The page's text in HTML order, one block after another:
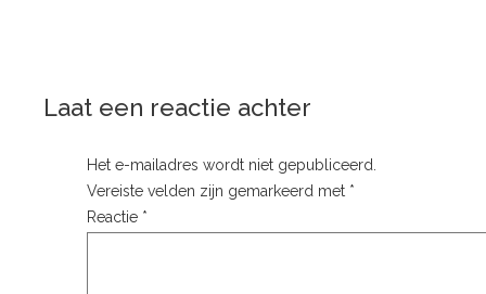
Laat een reactie achter
Het e-mailadres wordt niet gepubliceerd.
Vereiste velden zijn gemarkeerd met *
Reactie *